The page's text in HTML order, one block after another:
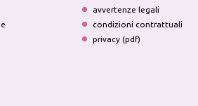
avvertenze legali
condizioni contrattuali
privacy (pdf)